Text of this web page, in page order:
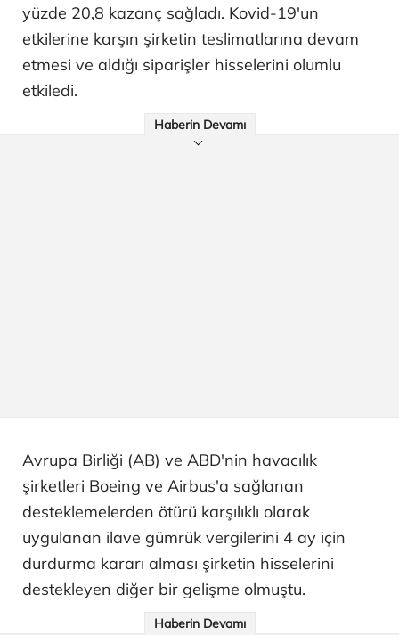
yüzde 20,8 kazanç sağladı. Kovid-19'un
etkilerine karşın şirketin teslimatlarına devam
etmesi ve aldığı siparişler hisselerini olumlu
etkiledi.
Haberin Devamı
Avrupa Birliği (AB) ve ABD'nin havacılık
şirketleri Boeing ve Airbus'a sağlanan
desteklemelerden ötürü karşılıklı olarak
uygulanan ilave gümrük vergilerini 4 ay için
durdurma kararı alması şirketin hisselerini
destekleyen diğer bir gelişme olmuştu.
Haberin Devamı